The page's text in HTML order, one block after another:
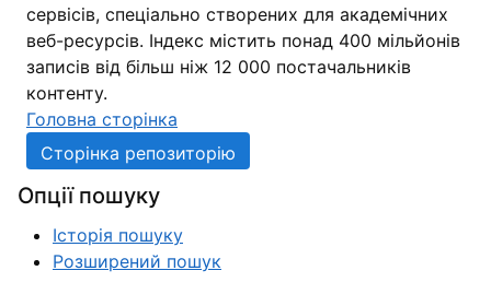
сервісів, спеціально створених для академічних
веб-ресурсів. Індекс містить понад 400 мільйонів
записів від більш ніж 12 000 постачальників
контенту.
Головна сторінка
Сторінка репозиторію
Опції пошуку
Історія пошуку
Розширений пошук